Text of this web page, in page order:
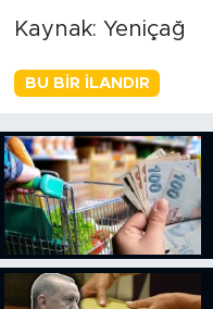
Kaynak: Yeniçağ
BU BIR İLANDIR